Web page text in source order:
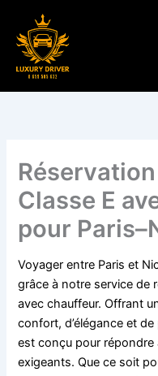
contenu
Classe E
pour
Voyager entre Paris et
grâce à notre service de
avec chauffeur. Offrant
confort, d’élégance et
est conçu pour
exigeants. Que ce soit